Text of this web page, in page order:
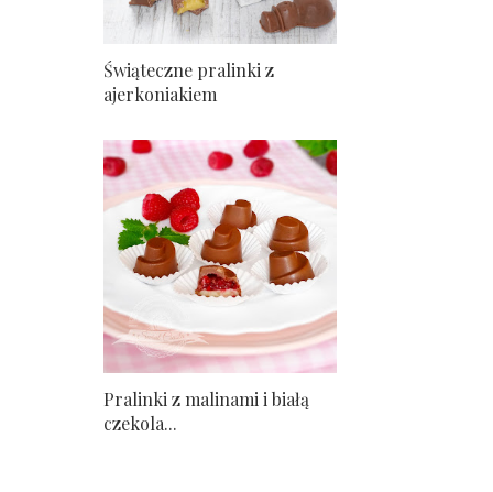
Świąteczne pralinki z
ajerkoniakiem
Pralinki z malinami i białą
czekola...